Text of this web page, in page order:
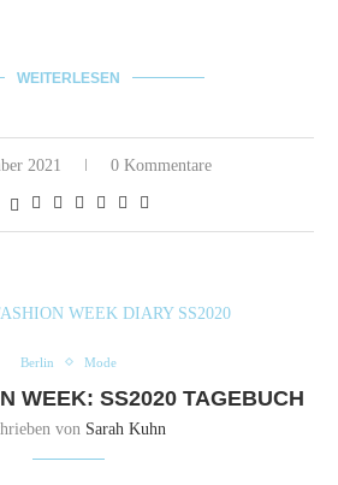
WEITERLESEN
2021 0 Kommentare
Berlin Mode
WEEK: SS2020 TAGEBUCH
von Sarah Kuhn